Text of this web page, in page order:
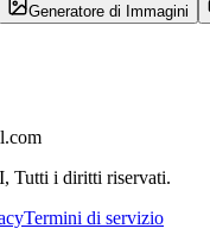
Generatore di Immagini
Tutti i diritti riservati.
Termini di servizio